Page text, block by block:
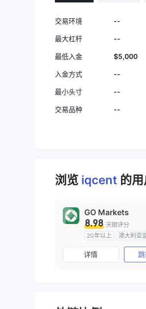
交易环境 --
最大杠杆 --
最低入金 $5,000
入金方式 --
最小头寸 --
交易品种 --
浏览 iqcent 的
GO Markets
8.98 天眼评分
20年以上
澳大利亚
全牌照 (MM)
详情